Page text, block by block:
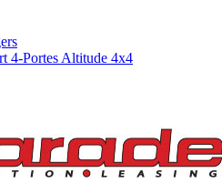
4-Portes Altitude 4x4